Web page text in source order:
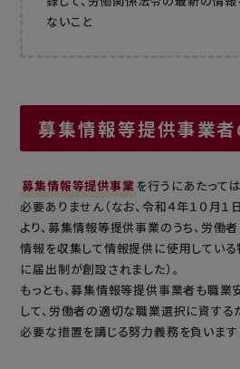
ないこと
募集情報等提供事業
募集情報等提供事業を行うにあたって
必要ありません（なお、令和４年１０月
より、募集情報等提供事業のうち、労働
情報を収集して情報提供に使用してい
に届出制が創設されました）。
もっとも、募集情報等提供事業者も職
して、労働者の適切な職業選択に資す
必要な措置を講じる努力義務を負います